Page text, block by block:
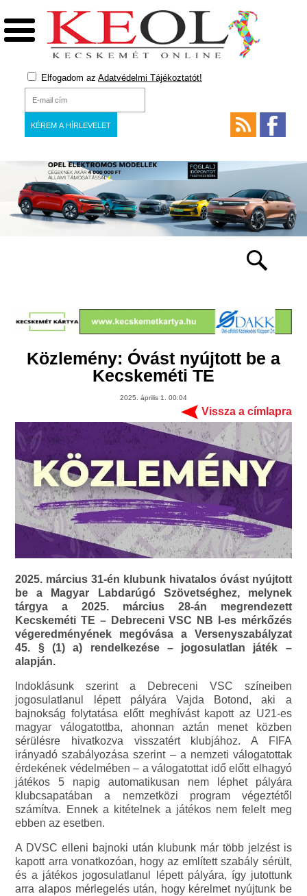
Elfogadom az Adatvédelmi Tájékoztatót!
Közlemény: Óvást nyújtott be a
Kecskeméti TE
2025. április 1. 00:04
Vissza a címlapra
2025. március 31-én klubunk hivatalos óvást nyújtott
be a Magyar Labdarúgó Szövetséghez, melynek
tárgya a 2025. március 28-án megrendezett
Kecskeméti TE – Debreceni VSC NB I-es mérkőzés
végeredményének megóvása a Versenyszabályzat
45. § (1) a) rendelkezése – jogosulatlan játék –
alapján.
Indoklásunk szerint a Debreceni VSC színeiben
jogosulatlanul lépett pályára Vajda Botond, aki a
bajnokság folytatása előtt meghívást kapott az U21-es
magyar válogatottba, ahonnan aztán menet közben
sérülésre hivatkozva visszatért klubjához. A FIFA
irányadó szabályozása szerint – a nemzeti válogatottak
érdekének védelmében – a válogatottat idő előtt elhagyó
játékos 5 napig automatikusan nem léphet pályára
klubcsapatában a nemzetközi program végeztétől
számítva. Ennek a kitételnek a játékos nem felelt meg
ebben az esetben.
A DVSC elleni bajnoki után klubunk már több jelzést is
kapott arra vonatkozóan, hogy az említett szabály sérült,
és a játékos jogosulatlanul lépett pályára, így jutottunk
arra alapos mérlegelés után, hogy kérelmet nyújtunk be